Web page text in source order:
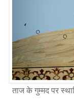
ताज के गुम्मद पर